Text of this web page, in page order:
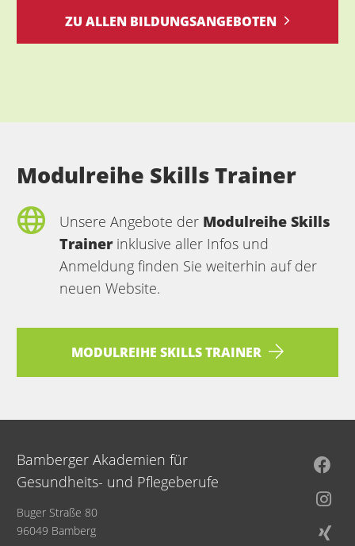
ZU ALLEN BILDUNGSANGEBOTEN
Modulreihe Skills Trainer
Unsere Angebote der Modulreihe Skills
Trainerinklusive aller Infos und
Anmeldung finden Sie weiterhin auf der
neuen Website.
MODULREIHE SKILLS TRAINER
Bamberger Akademien für
Gesundheits- und Pflegeberufe
Buger Straße 80
96049 Bamberg